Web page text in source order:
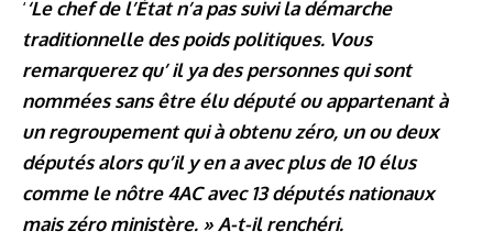
‘‘Le chef de l’État n’a pas suivi la démarche
traditionnelle des poids politiques. Vous
remarquerez qu’ il ya des personnes qui sont
nommées sans être élu député ou appartenant à
un regroupement qui à obtenu zéro, un ou deux
députés alors qu’il y en a avec plus de 10 élus
comme le nôtre 4AC avec 13 députés nationaux
mais zéro ministère. » A-t-il renchéri.